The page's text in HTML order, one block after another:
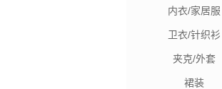
内衣/家居服
卫衣/针织衫
夹克/外套
裙装